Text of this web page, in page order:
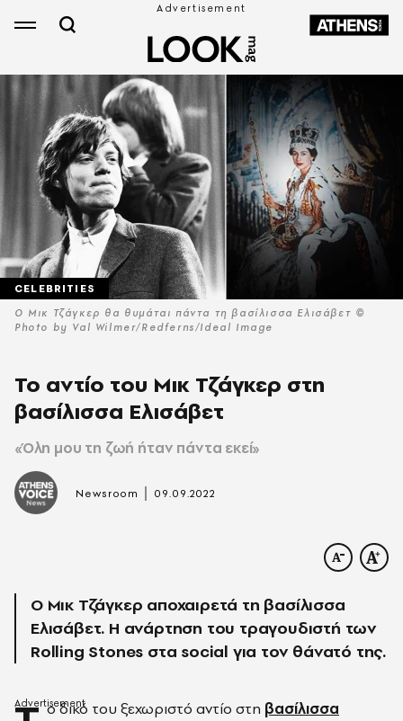
Ο Μικ Τζάγκερ θα θυμάται πάντα τη βασίλισσα Ελισάβετ ©
Photo by Val Wilmer/Redferns/Ideal Image
CELEBRITIES
Το αντίο του Μικ Τζάγκερ στη
βασίλισσα Ελισάβετ
«Όλη μου τη ζωή ήταν πάντα εκεί»
Newsroom | 09.09.2022
Ο Μικ Τζάγκερ αποχαιρετά τη βασίλισσα
Ελισάβετ. Η ανάρτηση του τραγουδιστή των
Rolling Stones στα social για τον θάνατό της.
ο δικό του ξεχωριστό αντίο στη βασίλισσα